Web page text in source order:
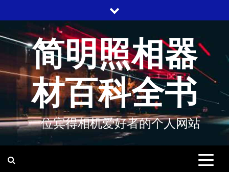
至
内
简明照相器
材百科全书
一位宾得相机爱好者的个人网站